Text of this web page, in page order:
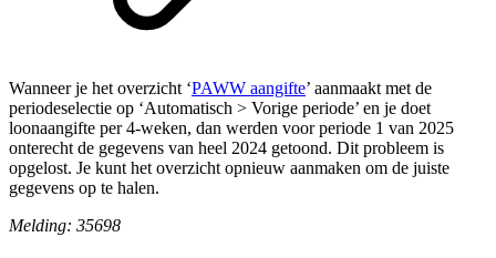
Wanneer je het overzicht ‘PAWW aangifte’ aanmaakt met de
periodeselectie op ‘Automatisch > Vorige periode’ en je doet
loonaangifte per 4-weken, dan werden voor periode 1 van 2025
onterecht de gegevens van heel 2024 getoond. Dit probleem is
opgelost. Je kunt het overzicht opnieuw aanmaken om de juiste
gegevens op te halen.
Melding: 35698